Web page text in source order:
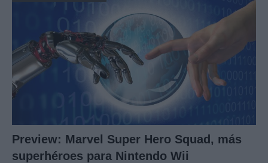
Preview: Marvel Super Hero Squad, más
superhéroes para Nintendo Wii